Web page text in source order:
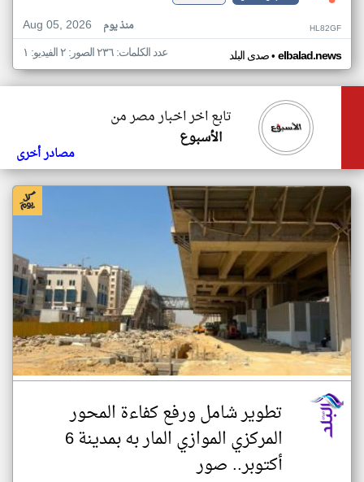
Aug 05, 2026
منذ يوم HL82GF
صدى البلد• elbalad.news عدد الكلمات: ٢٣٦ الصور: ٢ الفيديو: ١
تابع اخر اخبار مصر من
الأسبوع
مصادر أخرى
تطوير شامل ورفع كفاءة المحور
المركزي الموازي المار به بمدينة 6
أكتوبر.. صور